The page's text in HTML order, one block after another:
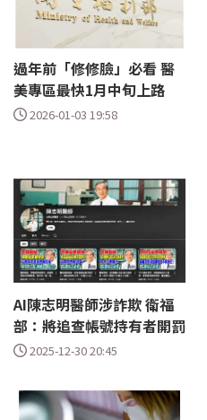
過年前「修修臉」必看 醫
美專區最快1月中旬上路
2026-01-03 19:58
AI陳志明醫師涉詐欺 衛福
部：將追查帳號持有者開罰
2025-12-30 20:45